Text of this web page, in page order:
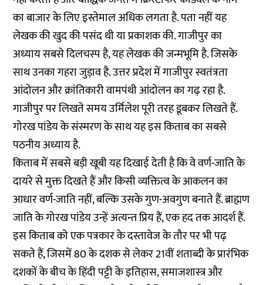
का बाजार के लिए इस्तेमाल अधिक लगता है. पता नहीं यह
लेखक की खुद की पसंद थी या प्रकाशक की. गाजीपुर का
अध्याय सबसे दिलचस्प है, यह लेखक की जन्मभूमि है. जिसके
साथ उनका गहरा जुड़ाव है. उत्तर प्रदेश में गाजीपुर स्वतंत्रता
आंदोलन और क्रांतिकारी वामपंथी आंदोलन का गढ़ रहा है.
गाजीपुर पर लिखते समय उर्मिलेश पूरी तरह डूबकर लिखते हैं.
गोरख पांडेय के संस्मरण के साथ यह इस किताब का सबसे
पठनीय अध्याय है.
किताब में सबसे बड़ी खूबी यह दिखाई देती है कि वे वर्ण-जाति के
दायरे से मुक्त दिखते हैं और किसी व्यक्तित्व के आकलन का
आधार वर्ण-जाति नहीं, बल्कि उसके गुण-अवगुण बनाते हैं. ब्राह्मण
जाति के गोरख पांडेय उन्हें अत्यन्त प्रिय हैं, एक हद तक आदर्श हैं.
इस किताब को एक पत्रकार के दस्तावेज के तौर पर भी पढ़
सकते हैं, जिसमें 80 के दशक से लेकर 21वीं शताब्दी के प्रारंभिक
दशकों के बीच के हिंदी पट्टी के इतिहास, समाजशास्त्र और